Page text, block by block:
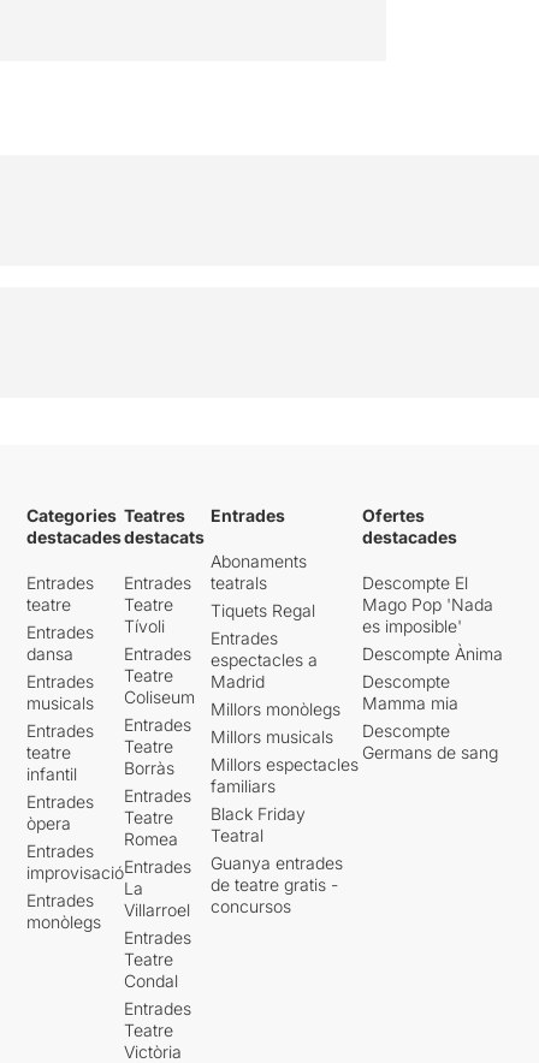
Categories
destacades
Entrades
teatre
Entrades
dansa
Entrades
musicals
Entrades
teatre
infantil
Entrades
òpera
Entrades
improvisació
Entrades
monòlegs
Teatres
destacats
Entrades
Teatre
Tívoli
Entrades
Teatre
Coliseum
Entrades
Teatre
Borràs
Entrades
Teatre
Romea
Entrades
La
Villarroel
Entrades
Teatre
Condal
Entrades
Teatre
Victòria
Entrades
Abonaments
teatrals
Tiquets Regal
Entrades
espectacles a
Madrid
Millors monòlegs
Millors musicals
Millors espectacles
familiars
Black Friday
Teatral
Guanya entrades
de teatre gratis -
concursos
Ofertes
destacades
Descompte El
Mago Pop 'Nada
es imposible'
Descompte Ànima
Descompte
Mamma mia
Descompte
Germans de sang